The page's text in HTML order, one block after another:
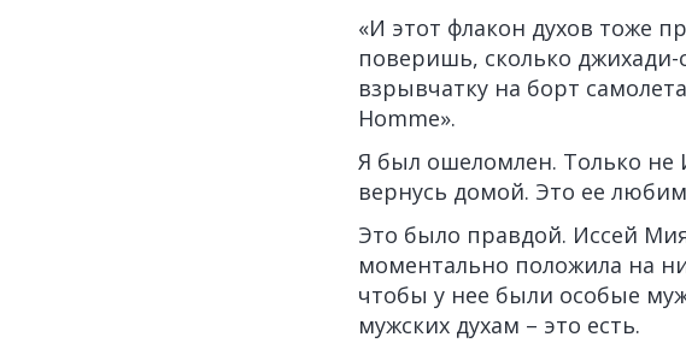
«И этот флакон духов тоже
поверишь, сколько
взрывчатку на борт
Homme».
Я был ошеломлен. Только не
вернусь домой. Это ее
Это было правдой. Иссей
моментально положила на
чтобы у нее были особые
мужских духам – это есть.